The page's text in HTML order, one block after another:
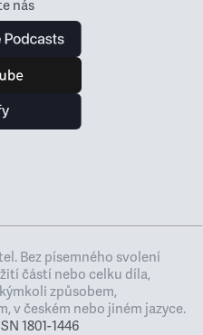
nás
Bez písemného svolení
částí nebo celku díla,
způsobem,
v českém nebo jiném jazyce.
1801-1446